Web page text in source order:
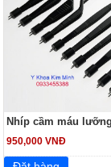
Nhíp cầm máu
950,000 VNĐ